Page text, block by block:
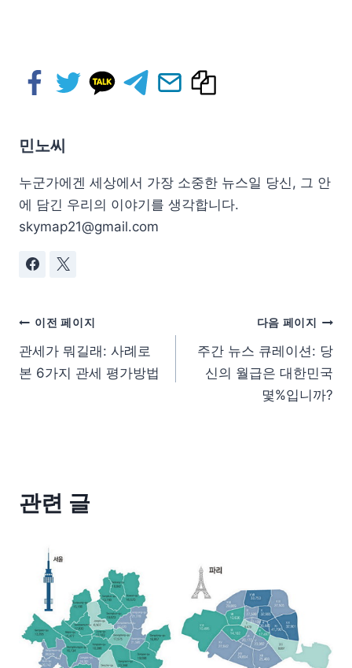
민노씨
누군가에겐 세상에서 가장 소중한 뉴스일 당신, 그 안
에 담긴 우리의 이야기를 생각합니다.
skymap21@gmail.com
이전 페이지
관세가 뭐길래: 사례로
본 6가지 관세 평가방법
다음 페이지
주간 뉴스 큐레이션: 당
신의 월급은 대한민국
몇%입니까?
관련 글